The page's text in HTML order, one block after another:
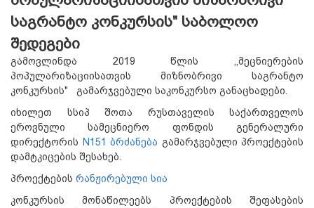
საგრანტო კონკურსის" საბოლოო
შედეგები
გამოვლინდა 2019 წლის ,,მეცნიერების
პოპულარიზაციისათვის მიზნობრივი საგრანტო
კონკურსის" გამარჯვებული საკონკურსო განაცხადები.
იხილეთ სსიპ შოთა რუსთაველის საქართველოს
ეროვნული სამეცნიერო ფონდის გენერალური
დირექტორის N151 ბრძანება გამარჯვებული პროექტების
დამტკიცების შესახებ.
პროექტების რანჟირებული სია
კონკურსის მონაწილეებს პროექტების შეფასების